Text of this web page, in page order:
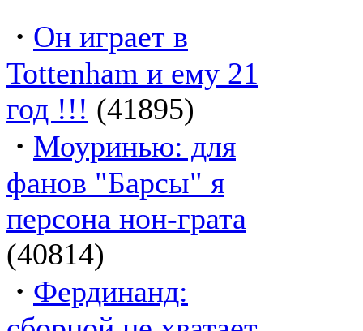
· Он играет в
Tottenham и ему 21
год !!! (41895)
· Моуринью: для
фанов "Барсы" я
персона нон-грата
(40814)
· Фердинанд: